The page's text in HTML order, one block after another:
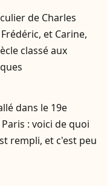
de Charles
et Carine,
classé aux
dans le 19e
: voici de quoi
rempli, et c'est peu